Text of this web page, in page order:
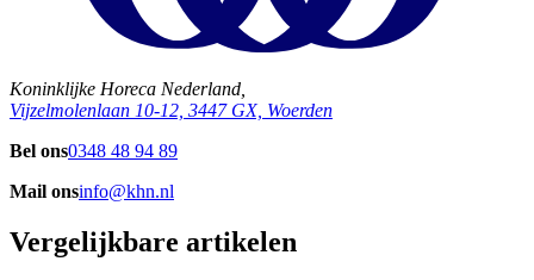
Koninklijke Horeca Nederland,
Vijzelmolenlaan 10-12, 3447 GX, Woerden
Bel ons0348 48 94 89
Mail onsinfo@khn.nl
Vergelijkbare artikelen